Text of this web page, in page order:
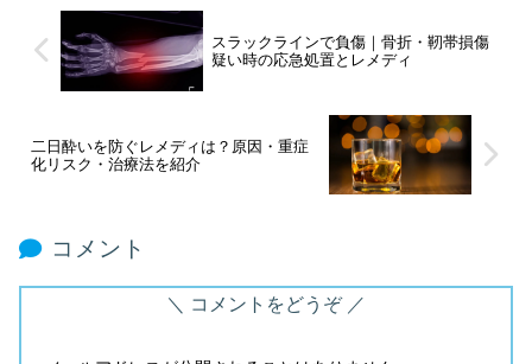
スラックラインで負傷｜骨折・靭帯損傷
疑い時の応急処置とレメディ
二日酔いを防ぐレメディは？原因・重症
化リスク・治療法を紹介
コメント
コメントをどうぞ